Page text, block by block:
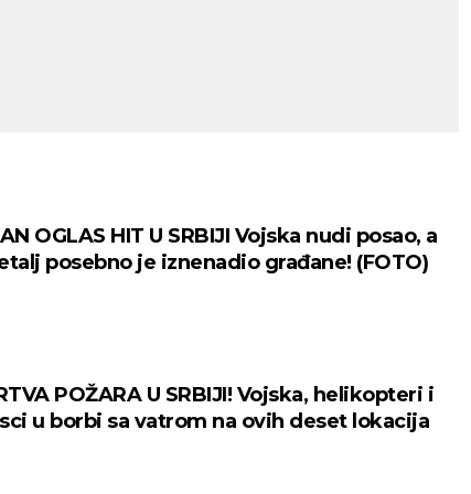
OGLAS HIT U SRBIJI Vojska nudi posao, a
posebno je iznenadio građane! (FOTO)
POŽARA U SRBIJI! Vojska, helikopteri i
u borbi sa vatrom na ovih deset lokacija
24°C
Min temp:20
°C
Max temp:37
23°C Min temp:
°C
Max temp: